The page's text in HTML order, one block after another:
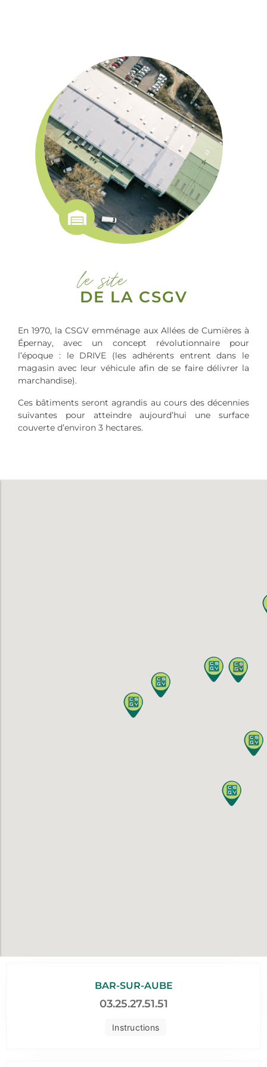
le site
DE LA CSGV
En 1970, la CSGV emménage aux Allées de Cumières à
Épernay, avec un concept révolutionnaire pour
l’époque : le DRIVE (les adhérents entrent dans le
magasin avec leur véhicule afin de se faire délivrer la
marchandise).
Ces bâtiments seront agrandis au cours des décennies
suivantes pour atteindre aujourd’hui une surface
couverte d’environ 3 hectares.
Instructions
BAR-SUR-AUBE
03.25.27.51.51